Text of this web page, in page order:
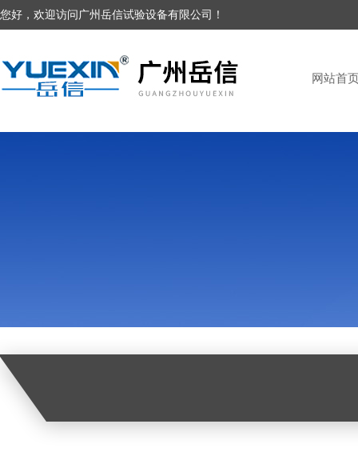
您好，欢迎访问广州岳信试验设备有限公司！
网站首